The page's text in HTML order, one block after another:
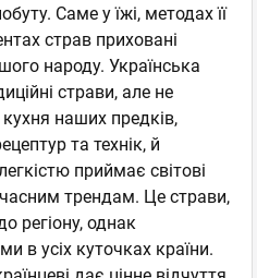
Саме у їжі, методах її
страв приховані
народу. Українська
страви, але не
наших предків,
та технік, й
приймає світові
трендам. Це страви,
регіону, однак
в усіх куточках країни.